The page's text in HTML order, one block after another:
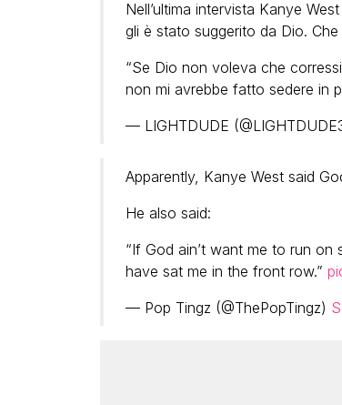
Nell’ultima intervista Kanye
gli è stato suggerito da Dio.
“Se Dio non voleva che
non mi avrebbe fatto sedere in
— LIGHTDUDE
Apparently, Kanye West said
He also said:
“If God ain’t want me to run
have sat me in the front row.”
— Pop Tingz (@ThePopTingz)